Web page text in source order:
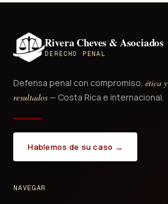
Rivera Cheves & Asociados
DERECHO PENAL
Defensa penal con compromiso, ética y
resultados— Costa Rica e internacional.
Hablemos de su caso →
NAVEGAR